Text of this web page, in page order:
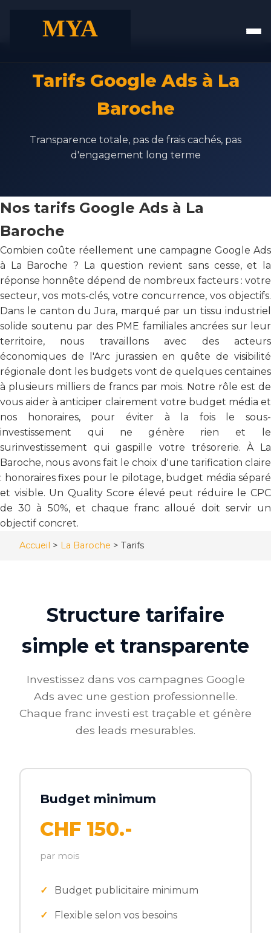
Tarifs Google Ads à La
Baroche
Transparence totale, pas de frais cachés, pas
d'engagement long terme
Nos tarifs Google Ads à La
Baroche
Combien coûte réellement une campagne Google Ads
à La Baroche ? La question revient sans cesse, et la
réponse honnête dépend de nombreux facteurs : votre
secteur, vos mots-clés, votre concurrence, vos objectifs.
Dans le canton du Jura, marqué par un tissu industriel
solide soutenu par des PME familiales ancrées sur leur
territoire, nous travaillons avec des acteurs
économiques de l'Arc jurassien en quête de visibilité
régionale dont les budgets vont de quelques centaines
à plusieurs milliers de francs par mois. Notre rôle est de
vous aider à anticiper clairement votre budget média et
nos honoraires, pour éviter à la fois le sous-
investissement qui ne génère rien et le
surinvestissement qui gaspille votre trésorerie. À La
Baroche, nous avons fait le choix d'une tarification claire
: honoraires fixes pour le pilotage, budget média séparé
et visible. Un Quality Score élevé peut réduire le CPC
de 30 à 50%, et chaque franc alloué doit servir un
objectif concret.
Accueil > La Baroche > Tarifs
Structure tarifaire
simple et transparente
Investissez dans vos campagnes Google
Ads avec une gestion professionnelle.
Chaque franc investi est traçable et génère
des leads mesurables.
Budget minimum
CHF 150.-
par mois
Budget publicitaire minimum
Flexible selon vos besoins